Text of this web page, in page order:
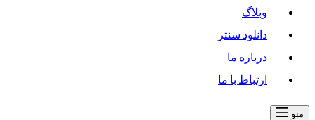
وبلاگ
دانلود سنتر
درباره ما
ارتباط با ما
منو